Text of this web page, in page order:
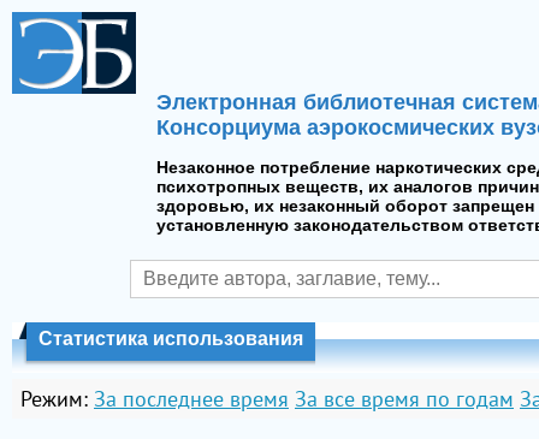
Электронная библиотечная
Консорциума аэрокосмических
Незаконное потребление наркотических
психотропных веществ, их аналогов
здоровью, их незаконный оборот запрещен
установленную законодательством
Статистика использования
Режим: За последнее время За все время по годам